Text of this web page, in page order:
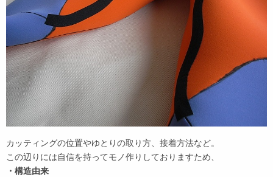
カッティングの位置やゆとりの取り方、接着方法など。
この辺りには自信を持ってモノ作りしておりますため、
・構造由来